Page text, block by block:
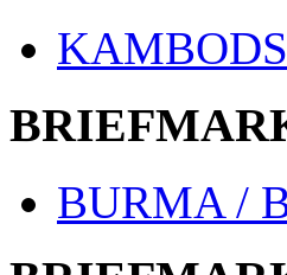
BURMA /